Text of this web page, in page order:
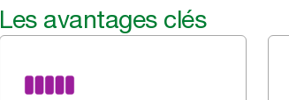
Les avantages clés